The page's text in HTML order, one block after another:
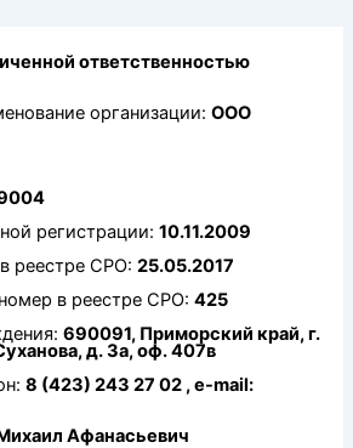
ответственностью
организации:ООО
регистрации:10.11.2009
реестре СРО:25.05.2017
в реестре СРО:425
690091, Приморский край, г.
д. 3а, оф. 407в
8 (423) 243 27 02 , e-mail:
Афанасьевич